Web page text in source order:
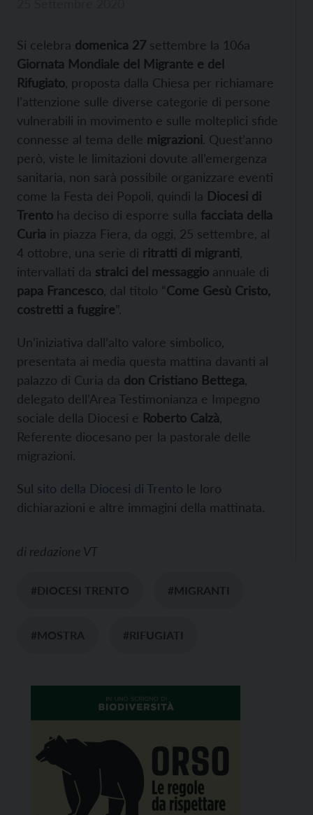
Si celebra domenica 27 settembre la 106a
Giornata Mondiale del Migrante e del
Rifugiato , proposta dalla Chiesa per richiamare
l’attenzione sulle diverse categorie di persone
vulnerabili in movimento e sulle molteplici sfide
connesse al tema delle migrazioni. Quest’anno
però, viste le limitazioni dovute all’emergenza
sanitaria, non sarà possibile organizzare eventi
come la Festa dei Popoli, quindi la Diocesi di
Trento ha deciso di esporre sulla facciata della
Curia in piazza Fiera, da oggi, 25 settembre, al
4 ottobre, una serie di ritratti di migranti
intervallati da stralci del messaggio annuale di
papa Francesco , dal titolo “Come Gesù Cristo,
costretti a fuggire”.
Un’iniziativa dall’alto valore simbolico,
presentata ai media questa mattina davanti al
palazzo di Curia da don Cristiano Bettega
delegato dell’Area Testimonianza e Impegno
sociale della Diocesi e Roberto Calzà
Referente diocesano per la pastorale delle
migrazioni.
Sul sito della Diocesi di Trento le loro
dichiarazioni e altre immagini della mattinata.
di redazione VT
#DIOCESI TRENTO #MIGRANTI
#MOSTRA #RIFUGIATI